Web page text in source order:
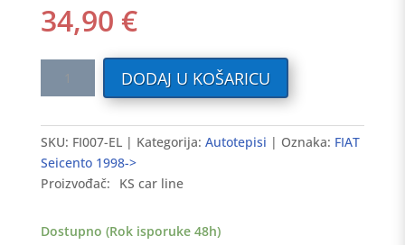
34,90 €
FIAT
Seicento
1998-
>
količina
DODAJ U KOŠARICU
SKU: FI007-EL Kategorija: Autotepisi Oznaka: FIAT
Seicento 1998->
Proizvođač:
KS car line
Dostupno (Rok isporuke 48h)